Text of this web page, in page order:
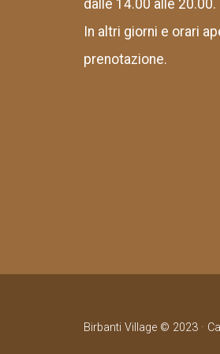
dalle 14.00 alle 20.00.
In altri giorni e orari
prenotazione.
Birbanti Village © 2023 ·